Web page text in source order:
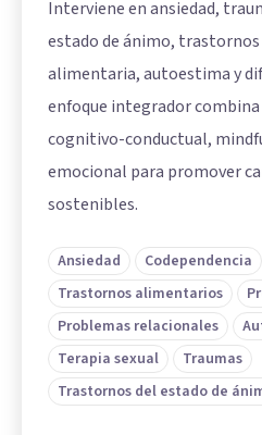
Interviene en ansiedad,
estado de ánimo, trastornos
alimentaria, autoestima y
enfoque integrador combina
cognitivo-conductual,
emocional para promover
sostenibles.
Ansiedad
Codependencia
Trastornos alimentarios
Problemas relacionales
Terapia sexual
Traumas
Trastornos del estado de